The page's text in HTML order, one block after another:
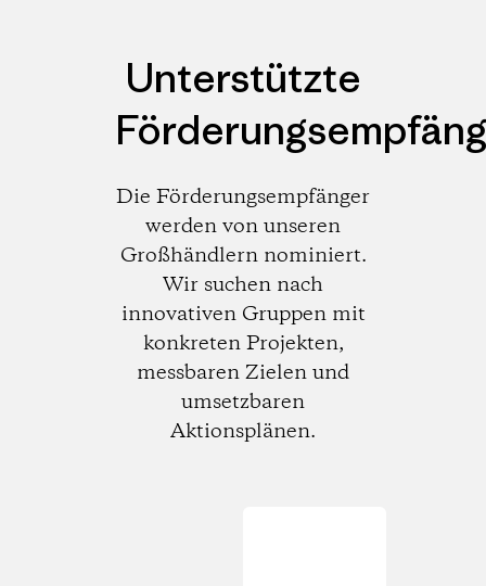
Unterstützte
Die Förderungsempfänger
werden von unseren
Großhändlern nominiert.
Wir suchen nach
innovativen Gruppen mit
konkreten Projekten,
messbaren Zielen und
umsetzbaren
Aktionsplänen.